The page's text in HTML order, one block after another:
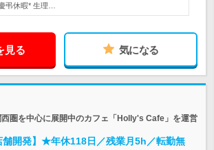
弔休暇* 生理…
見る 気になる
圏を中心に展開中のカフェ「Holly's Cafe」を運営
開発】★年休118日／残業月5h／転勤無